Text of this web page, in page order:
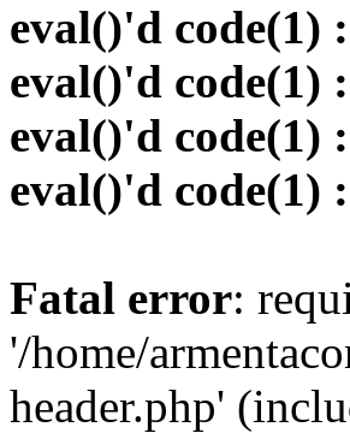
eval()'d code(1)
eval()'d code(1)
eval()'d code(1)
eval()'d code(1)
Fatal error:
'/home/
header.php'